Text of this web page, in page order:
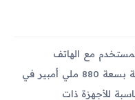
مع الهاتف
المحمول. يحتوي هذا الجهاز على بطارية بسعة 880 ملي أمبير في
للأجهزة ذات